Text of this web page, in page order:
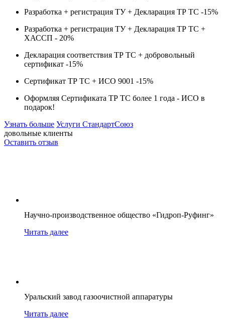
Разработка + регистрация ТУ + Декларация ТР ТС -15%
Разработка + регистрация ТУ + Декларация ТР ТС +
ХАССП - 20%
Декларация соответствия ТР ТС + добровольный
сертификат -15%
Сертификат ТР ТС + ИСО 9001 -15%
Оформляя Сертификата ТР ТС более 1 года - ИСО в
подарок!
Узнать больше Услуги СтандартСоюз
довольные клиенты
Оставить отзыв
Научно-производственное общество «Гидроп-Руфинг»
Читать далее
Уральский завод газоочистной аппаратуры
Читать далее